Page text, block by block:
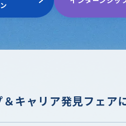
キャリア発見フェア